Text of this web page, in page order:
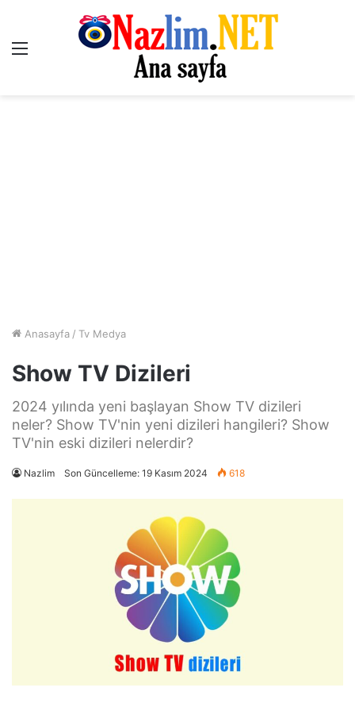
Menü
Anasayfa / Tv Medya
Show TV Dizileri
2024 yılında yeni başlayan Show TV dizileri
neler? Show TV'nin yeni dizileri hangileri? Show
TV'nin eski dizileri nelerdir?
Nazlim Son Güncelleme: 19 Kasım 2024 618